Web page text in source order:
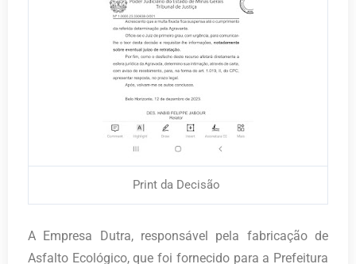
Print da Decisão
A Empresa Dutra, responsável pela fabricação de
Asfalto Ecológico, que foi fornecido para a Prefeitura